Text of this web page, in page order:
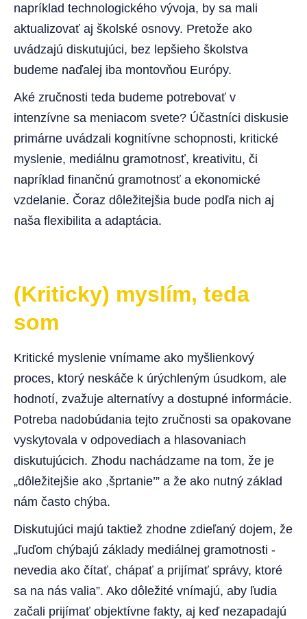
napríklad technologického vývoja, by sa mali
aktualizovať aj školské osnovy. Pretože ako
uvádzajú diskutujúci, bez lepšieho školstva
budeme naďalej iba montovňou Európy.
Aké zručnosti teda budeme potrebovať v
intenzívne sa meniacom svete? Účastníci diskusie
primárne uvádzali kognitívne schopnosti, kritické
myslenie, mediálnu gramotnosť, kreativitu, či
napríklad finančnú gramotnosť a ekonomické
vzdelanie. Čoraz dôležitejšia bude podľa nich aj
naša flexibilita a adaptácia.
(Kriticky) myslím, teda
som
Kritické myslenie vnímame ako myšlienkový
proces, ktorý neskáče k úrýchleným úsudkom, ale
hodnotí, zvažuje alternatívy a dostupné informácie.
Potreba nadobúdania tejto zručnosti sa opakovane
vyskytovala v odpovediach a hlasovaniach
diskutujúcich. Zhodu nachádzame na tom, že je
„dôležitejšie ako ,šprtanie’” a že ako nutný základ
nám často chýba.
Diskutujúci majú taktiež zhodne zdieľaný dojem, že
„ľuďom chýbajú základy mediálnej gramotnosti -
nevedia ako čítať, chápať a prijímať správy, ktoré
sa na nás valia”. Ako dôležité vnímajú, aby ľudia
začali prijímať objektívne fakty, aj keď nezapadajú